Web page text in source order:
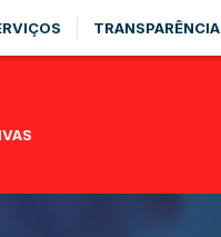
TRANSPARÊNCIA